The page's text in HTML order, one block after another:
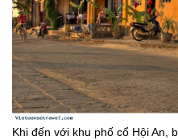
Khi đến với khu phố cổ Hội An,